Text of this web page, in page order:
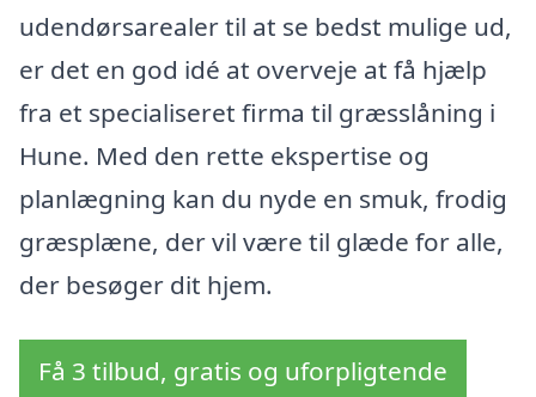
udendørsarealer til at se bedst mulige ud,
er det en god idé at overveje at få hjælp
fra et specialiseret firma til græsslåning i
Hune. Med den rette ekspertise og
planlægning kan du nyde en smuk, frodig
græsplæne, der vil være til glæde for alle,
der besøger dit hjem.
Få 3 tilbud, gratis og uforpligtende